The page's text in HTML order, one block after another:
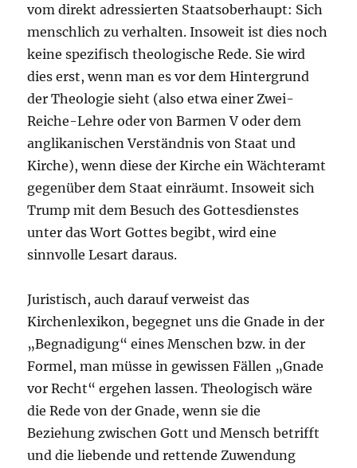
vom direkt adressierten Staatsoberhaupt: Sich
menschlich zu verhalten. Insoweit ist dies noch
keine spezifisch theologische Rede. Sie wird
dies erst, wenn man es vor dem Hintergrund
der Theologie sieht (also etwa einer Zwei-
Reiche-Lehre oder von Barmen V oder dem
anglikanischen Verständnis von Staat und
Kirche), wenn diese der Kirche ein Wächteramt
gegenüber dem Staat einräumt. Insoweit sich
Trump mit dem Besuch des Gottesdienstes
unter das Wort Gottes begibt, wird eine
sinnvolle Lesart daraus.
Juristisch, auch darauf verweist das
Kirchenlexikon, begegnet uns die Gnade in der
„Begnadigung“ eines Menschen bzw. in der
Formel, man müsse in gewissen Fällen „Gnade
vor Recht“ ergehen lassen. Theologisch wäre
die Rede von der Gnade, wenn sie die
Beziehung zwischen Gott und Mensch betrifft
und die liebende und rettende Zuwendung